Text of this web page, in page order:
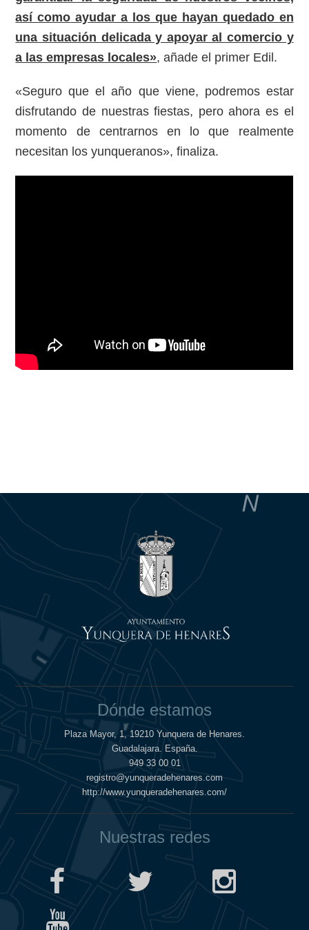
así como ayudar a los que hayan quedado en
una situación delicada y apoyar al comercio y
a las empresas locales», añade el primer Edil.
«Seguro que el año que viene, podremos estar
disfrutando de nuestras fiestas, pero ahora es el
momento de centrarnos en lo que realmente
necesitan los yunqueranos», finaliza.
Dónde estamos
Plaza Mayor, 1, 19210 Yunquera de Henares.
Guadalajara. España.
949 33 00 01
registro@yunqueradehenares.com
http://www.yunqueradehenares.com/
Nuestras redes